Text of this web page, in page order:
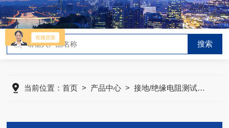
当前位置：首页 > 产品中心 >接地/绝缘电阻测试系列